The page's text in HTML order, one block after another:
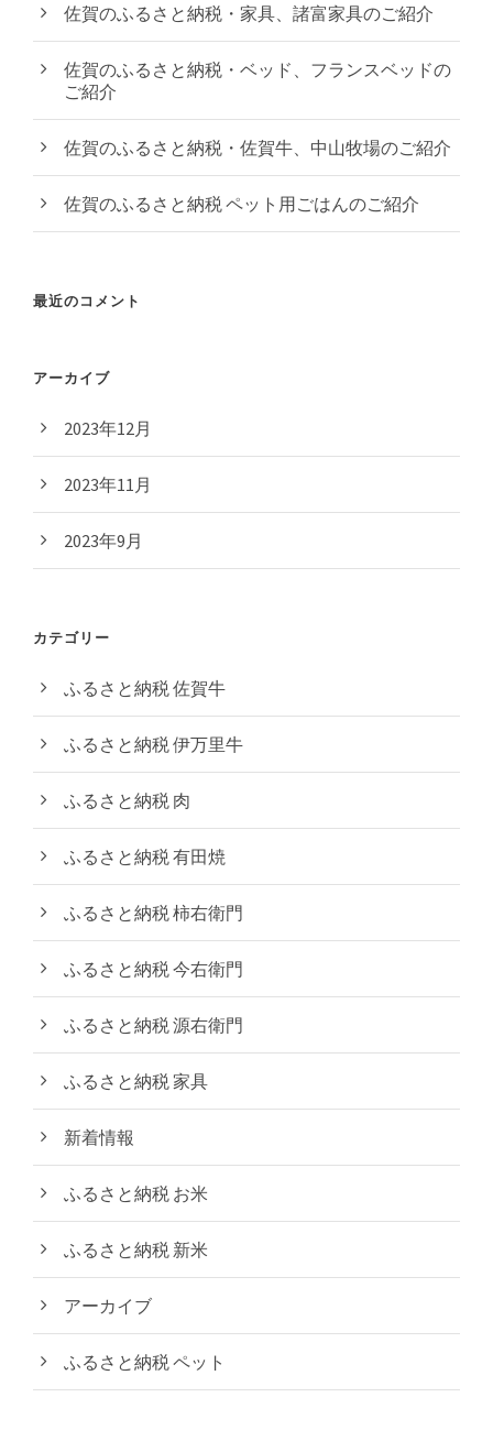
佐賀のふるさと納税・家具、諸富家具のご紹介
佐賀のふるさと納税・ベッド、フランスベッドの
ご紹介
佐賀のふるさと納税・佐賀牛、中山牧場のご紹介
佐賀のふるさと納税 ペット用ごはんのご紹介
最近のコメント
アーカイブ
2023年12月
2023年11月
2023年9月
カテゴリー
ふるさと納税 佐賀牛
ふるさと納税 伊万里牛
ふるさと納税 肉
ふるさと納税 有田焼
ふるさと納税 柿右衛門
ふるさと納税 今右衛門
ふるさと納税 源右衛門
ふるさと納税 家具
新着情報
ふるさと納税 お米
ふるさと納税 新米
アーカイブ
ふるさと納税 ペット